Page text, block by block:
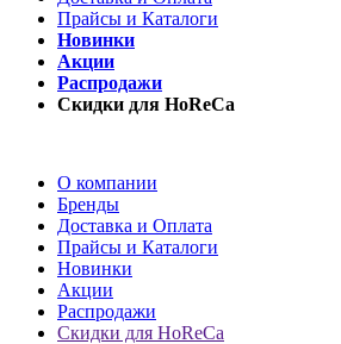
Прайсы и Каталоги
Новинки
Акции
Распродажи
Скидки для HoReCa
О компании
Бренды
Доставка и Оплата
Прайсы и Каталоги
Новинки
Акции
Распродажи
Скидки для HoReCa